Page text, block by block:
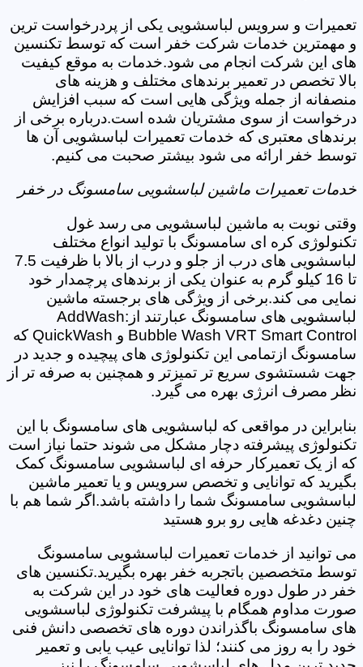
تعمیرات و سرویس لباسشویی یکی از پردرخواست ترین
و مهمترین خدمات شرکت خفر است که توسط تکنسین
های این شرکت انجام می شود.خدمات به موقع کیفیت
بالا تخصص در تعمیر برندهای مختلف و هزینه های
منصفانه از جمله ویژگی هایی است که سبب افزایش
درخواست از سوی مشتریان شده است.درباره برخی از
برندهای معتبری که خدمات تعمیرات لباسشویی آن ها
توسط خفر ارائه می شود بیشتر صحبت می کنیم.
خدمات تعمیرات ماشین لباسشویی سامسونگ در خفر
وقتی نوبت به ماشین لباسشویی می رسد غول
تکنولوژی کره ای سامسونگ با تولید انواع مختلف
لباسشویی های درب از جلو و درب از بالا با ظرفیت 7.5
تا 16 کیلو گرم به عنوان یکی از برندهای پرچمدار خود
نمایی می کند.برخی از ویژگی های برجسته ماشین
لباسشویی های سامسونگ عبارتند از:AddWash
Bubble Wash VRT Smart Control و QuickWash که
سامسونگ ازتمامی این تکنولوژی های پیچیده و جدید در
جهت شستشوی سریع تر تمیزتر و همچنین به صرفه تر از
نظر مصرف انرژی بهره می گیرد.
بنابراین در مواقعی که لباسشویی های سامسونگ با این
تکنولوژی پیشرفته دچار مشکل می شوند حتما نیاز است
که از یک تعمیرکار حرفه ای لباسشویی سامسونگ کمک
بگیرید که توانایی و تخصص سرویس و یا تعمیر ماشین
لباسشویی سامسونگ شما را داشته باشد.اگر شما هم با
چنین دغدغه هایی رو برو هستید
می توانید از خدمات تعمیرات لباسشویی سامسونگ
توسط متخصصین باتجربه خفر بهره بگیرید.تکنسین های
خفر در طول دوره فعالیت های خود در این شرکت به
صورت مداوم همگام با پیشرفت تکنولوژی لباسشویی
های سامسونگ باگذراندن دوره های تخصصی دانش فنی
خود را به روز می کنند؛ لذا توانایی عیب یابی و تعمیر